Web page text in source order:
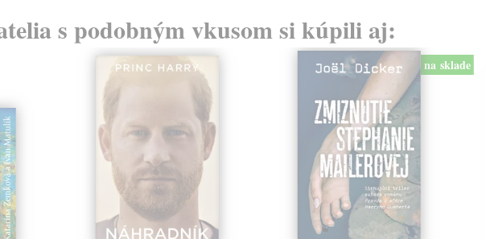
s podobným vkusom si kúpili aj:
na sklade